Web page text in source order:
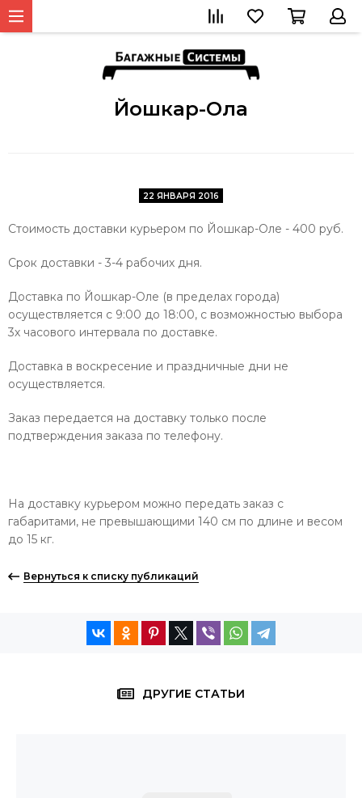
Йошкар-Ола
22 ЯНВАРЯ 2016
Стоимость доставки курьером по Йошкар-Оле - 400 руб.
Срок доставки - 3-4 рабочих дня.
Доставка по Йошкар-Оле (в пределах города)
осуществляется с 9:00 до 18:00, с возможностью выбора
3х часового интервала по доставке.
Доставка в воскресение и праздничные дни не
осуществляется.
Заказ передается на доставку только после
подтверждения заказа по телефону.
На доставку курьером можно передать заказ с
габаритами, не превышающими 140 см по длине и весом
до 15 кг.
Вернуться к списку публикаций
ДРУГИЕ СТАТЬИ